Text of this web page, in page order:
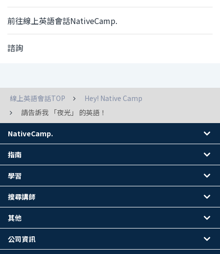
前往線上英語會話NativeCamp.
諮詢
線上英語會話TOP
Hey! Native Camp
請告訴我 「夜光」 的英語！
NativeCamp.
指南
學習
搜尋講師
其他
公司資訊